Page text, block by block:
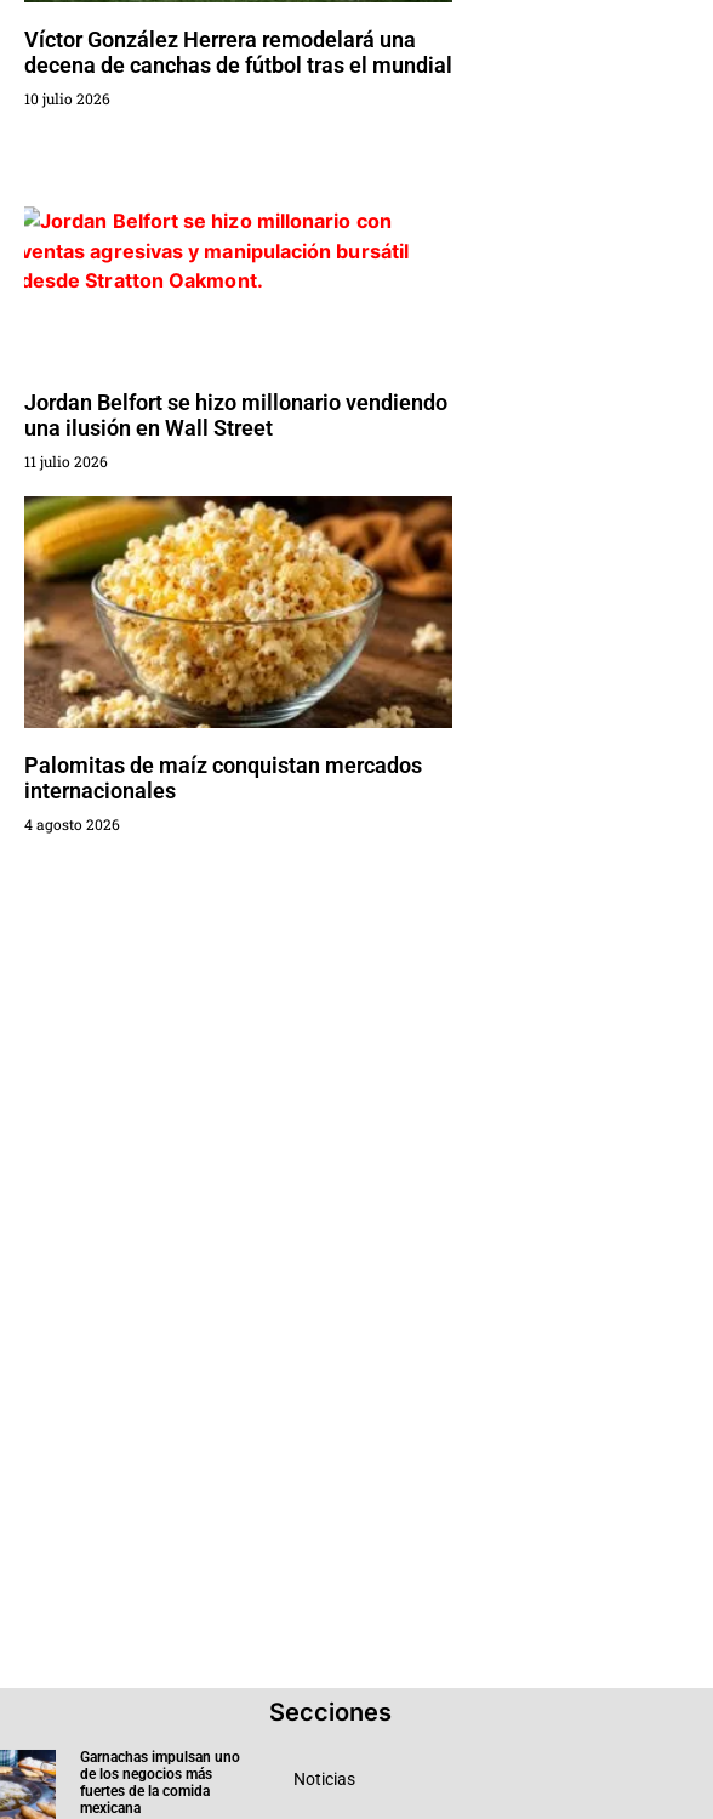
Víctor González Herrera remodelará una
decena de canchas de fútbol tras el mundial
10 julio 2026
Jordan Belfort se hizo millonario vendiendo
una ilusión en Wall Street
11 julio 2026
Palomitas de maíz conquistan mercados
internacionales
4 agosto 2026
Garnachas impulsan uno
de los negocios más
fuertes de la comida
mexicana
Secciones
Noticias